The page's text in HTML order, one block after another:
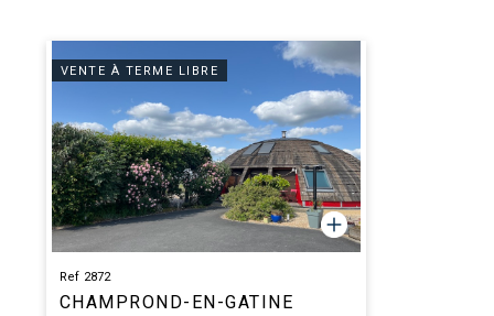
VENTE À TERME LIBRE
Ref 2872
CHAMPROND-EN-GATINE